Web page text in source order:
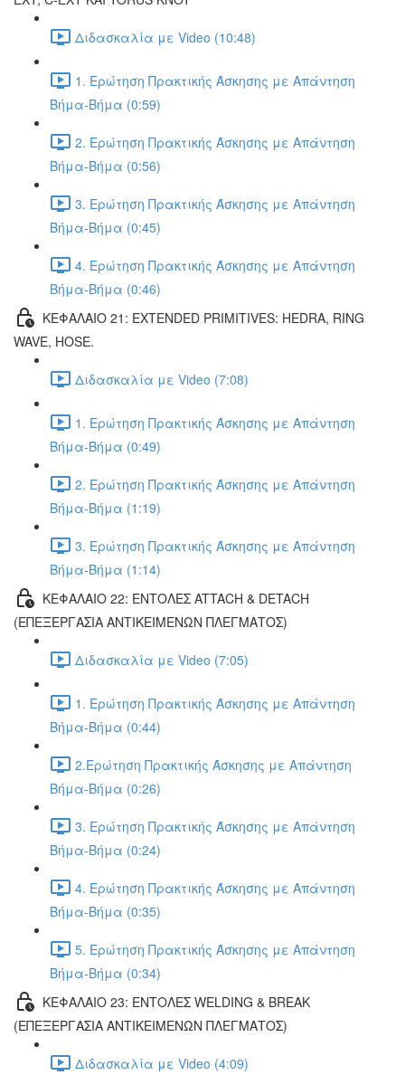
Διδασκαλία με Video (10:48)
1. Ερώτηση Πρακτικής Άσκησης με Απάντηση
Βήμα-Βήμα (0:59)
2. Ερώτηση Πρακτικής Άσκησης με Απάντηση
Βήμα-Βήμα (0:56)
3. Ερώτηση Πρακτικής Άσκησης με Απάντηση
Βήμα-Βήμα (0:45)
4. Ερώτηση Πρακτικής Άσκησης με Απάντηση
Βήμα-Βήμα (0:46)
ΚΕΦΑΛΑΙΟ 21: EXTENDED PRIMITIVES: HEDRA, RING
WAVE, HOSE.
Διδασκαλία με Video (7:08)
1. Ερώτηση Πρακτικής Άσκησης με Απάντηση
Βήμα-Βήμα (0:49)
2. Ερώτηση Πρακτικής Άσκησης με Απάντηση
Βήμα-Βήμα (1:19)
3. Ερώτηση Πρακτικής Άσκησης με Απάντηση
Βήμα-Βήμα (1:14)
ΚΕΦΑΛΑΙΟ 22: ΕΝΤΟΛΕΣ ATTACH & DETACH
(ΕΠΕΞΕΡΓΑΣΙΑ ΑΝΤΙΚΕΙΜΕΝΩΝ ΠΛΕΓΜΑΤΟΣ)
Διδασκαλία με Video (7:05)
1. Ερώτηση Πρακτικής Άσκησης με Απάντηση
Βήμα-Βήμα (0:44)
2.Ερώτηση Πρακτικής Άσκησης με Απάντηση
Βήμα-Βήμα (0:26)
3. Ερώτηση Πρακτικής Άσκησης με Απάντηση
Βήμα-Βήμα (0:24)
4. Ερώτηση Πρακτικής Άσκησης με Απάντηση
Βήμα-Βήμα (0:35)
5. Ερώτηση Πρακτικής Άσκησης με Απάντηση
Βήμα-Βήμα (0:34)
ΚΕΦΑΛΑΙΟ 23: ΕΝΤΟΛΕΣ WELDING & BREAK
(ΕΠΕΞΕΡΓΑΣΙΑ ΑΝΤΙΚΕΙΜΕΝΩΝ ΠΛΕΓΜΑΤΟΣ)
Διδασκαλία με Video (4:09)